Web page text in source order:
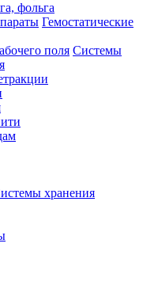
фольга
Гемостатические
Системы
хранения